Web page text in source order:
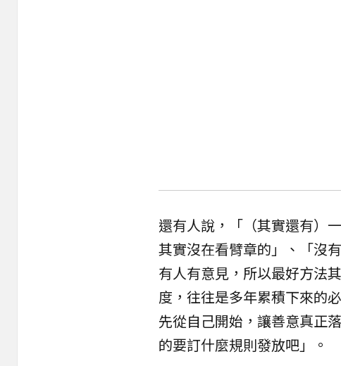
還有人說，「（其實還有）
其實沒在看臂章的」、「沒
有人有意見，所以最好方法
度，往往是多年累積下來的
先從自己開始，讓善意真正
的要訂什麼規則發放吧」。